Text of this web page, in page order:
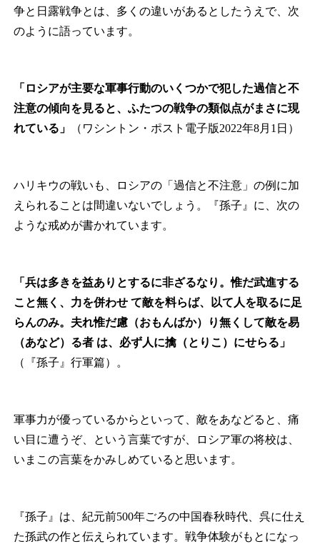
争と日露戦争とは、多くの違いがあるとしたうえで、次
のように語っています。
「ロシアが主要な軍事行動のいくつかで犯した過信と不
注意の傾向を見ると、ふたつの戦争の類似点がまさに現
れている」
（ワシントン・ポスト電子版2022年8月1日）
ハリキウの戦いも、ロシアの「過信と不注意」の例に加
えられることは間違いないでしょう。『孫子』に、次の
ような戒めが書かれています。
「兵は多きを益ありとするに非ざるなり。惟だ武進する
こと無く、力を併わせ て敵を料らば、以て人を取るに足
らんのみ。夫れ惟だ慮（おもんばか）り無くして敵を易
（あなど）る者 は、必ず人に擒（とりこ）にせらる」
（『孫子』行軍篇）。
軍事力が優っているからといって、敵をあなどると、痛
い目に遭うぞ、という言葉ですが、ロシア軍の将校は、
いまこの言葉をかみしめていると思います。
『孫子』は、紀元前500年ごろの中国春秋時代、呉に仕え
た孫武の作と伝えられています。戦争体験がもとになっ